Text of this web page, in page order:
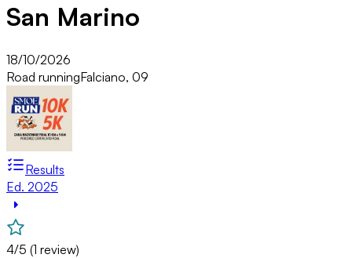
San Marino
18/10/2026
Road runningFalciano, 09
Results
Ed. 2025
4/5 (1 review)